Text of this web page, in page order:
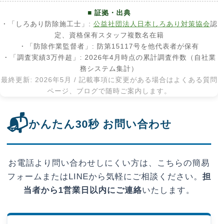
■ 証拠・出典
・「しろあり防除施工士」: 公益社団法人日本しろあり対策協会認
定、資格保有スタッフ複数名在籍
・「防除作業監督者」: 防第15117号を他代表者が保有
・「調査実績3万件超」: 2026年4月時点の累計調査件数（自社業
務システム集計）
最終更新: 2026年5月 / 記載事項に変更がある場合はよくある質問
ページ、ブログで随時ご案内します。
📬かんたん30秒 お問い合わせ
お電話より問い合わせしにくい方は、こちらの簡易
フォームまたはLINEから気軽にご相談ください。 担
当者から1営業日以内にご連絡いたします。